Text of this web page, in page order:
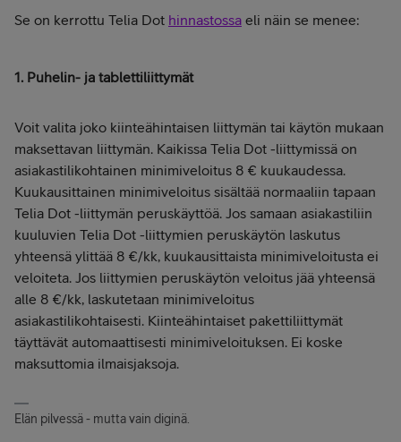
Se on kerrottu Telia Dot hinnastossa eli näin se menee:
1. Puhelin- ja tablettiliittymät
Voit valita joko kiinteähintaisen liittymän tai käytön mukaan
maksettavan liittymän. Kaikissa Telia Dot -liittymissä on
asiakastilikohtainen minimiveloitus 8 € kuukaudessa.
Kuukausittainen minimiveloitus sisältää normaaliin tapaan
Telia Dot -liittymän peruskäyttöä. Jos samaan asiakastiliin
kuuluvien Telia Dot -liittymien peruskäytön laskutus
yhteensä ylittää 8 €/kk, kuukausittaista minimiveloitusta ei
veloiteta. Jos liittymien peruskäytön veloitus jää yhteensä
alle 8 €/kk, laskutetaan minimiveloitus
asiakastilikohtaisesti. Kiinteähintaiset pakettiliittymät
täyttävät automaattisesti minimiveloituksen. Ei koske
maksuttomia ilmaisjaksoja.
Elän pilvessä - mutta vain diginä.